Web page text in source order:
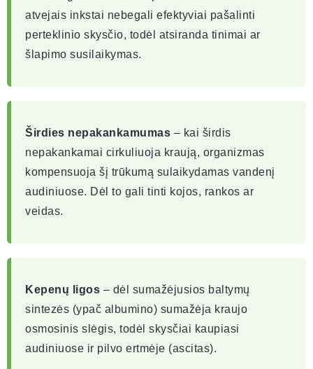
atvejais inkstai nebegali efektyviai pašalinti
perteklinio skysčio, todėl atsiranda tinimai ar
šlapimo susilaikymas.
Širdies nepakankamumas – kai širdis
nepakankamai cirkuliuoja kraują, organizmas
kompensuoja šį trūkumą sulaikydamas vandenį
audiniuose. Dėl to gali tinti kojos, rankos ar
veidas.
Kepenų ligos – dėl sumažėjusios baltymų
sintezės (ypač albumino) sumažėja kraujo
osmosinis slėgis, todėl skysčiai kaupiasi
audiniuose ir pilvo ertmėje (ascitas).